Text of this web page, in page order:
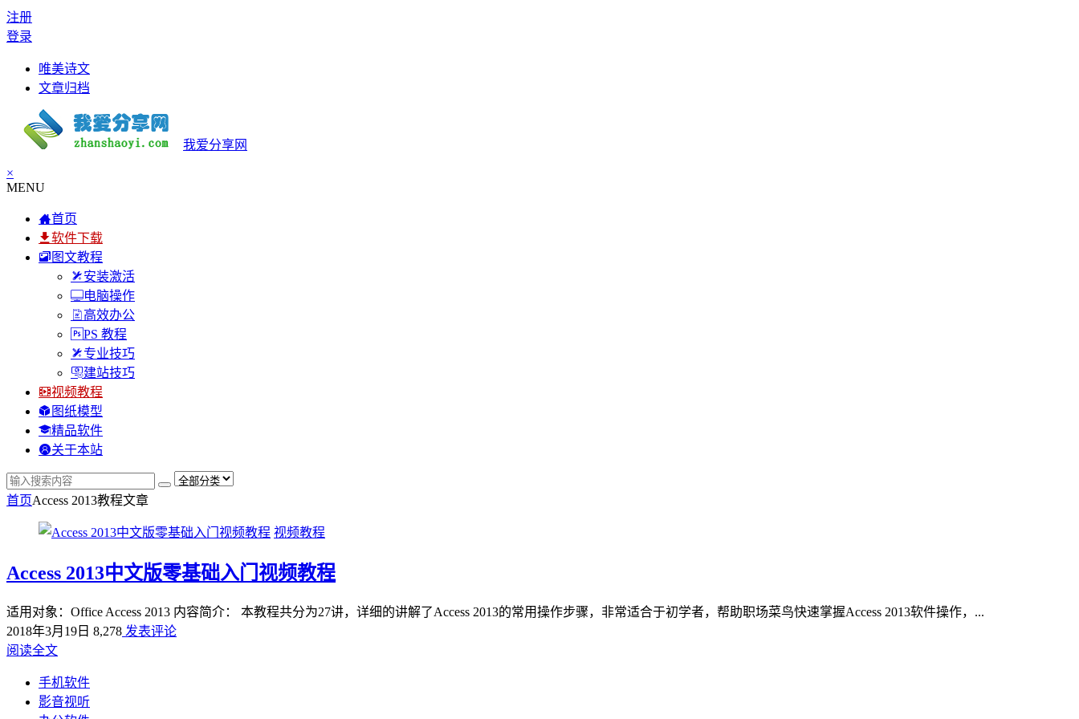
注册
登录
唯美诗文
文章归档
我爱分享网
×
MENU
首页
软件下载
图文教程
安装激活
电脑操作
高效办公
PS 教程
专业技巧
建站技巧
视频教程
图纸模型
精品软件
关于本站
首页Access 2013教程文章
视频教程
Access 2013中文版零基础入门视频教程
适用对象：Office Access 2013 内容简介： 本教程共分为27讲，详细的讲解了Access 2013的常用操作步骤，非常适合于初学者，帮助职场菜鸟快速掌握Access 2013软件操作，...
2018年3月19日 8,278 发表评论
阅读全文
手机软件
影音视听